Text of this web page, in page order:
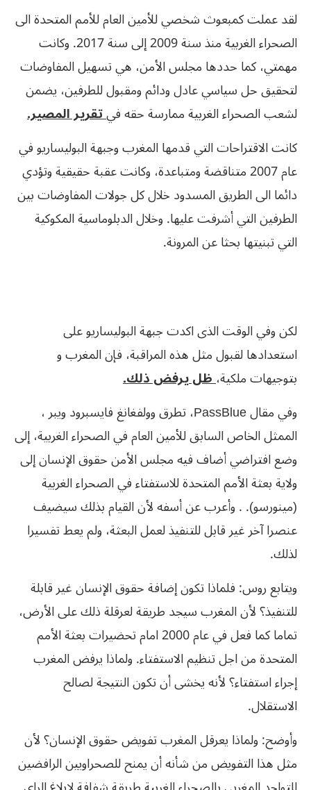
لقد عملت كمبعوث شخصي للأمين العام للأمم المتحدة الى
الصحراء الغربية منذ سنة 2009 إلى سنة 2017. وكانت
مهمتي، كما حددها مجلس الأمن، هي تسهيل المفاوضات
لتحقيق حل سياسي عادل ودائم ومقبول للطرفين، يضمن
لشعب الصحراء الغربية ممارسة حقه فيتقرير المصير.
كانت الاقتراحات التي قدمها المغرب وجبهة البوليساريو في
عام 2007 متناقضة ومتباعدة، وكانت عقبة حقيقية وتؤدي
دائما الى الطريق المسدود خلال كل جولات المفاوضات بين
الطرفين التي أشرفت عليها. وخلال الدبلوماسية المكوكية
التي تبنيتها بحثا عن المرونة.
لكن وفي الوقت الذى اكدت جبهة البوليساريو على
استعدادها لقبول مثل هذه المراقبة، فإن المغرب و
بتوجيهات ملكية،ظل يرفض ذلك.
وفي مقال PassBlue، تطرق وولفغانغ فايسبرود ويبر ،
الممثل الخاص السابق للأمين العام في الصحراء الغربية، إلى
وضع افتراضي أضاف فيه مجلس الأمن حقوق الإنسان إلى
ولاية بعثة الأمم المتحدة للاستفتاء في الصحراء الغربية
(مينورسو). . وأعرب عن أسفه لأن القيام بذلك سيضيف
عنصرا آخر غير قابل للتنفيذ لعمل البعثة، ولم يعط تفسيرا
لذلك.
ويتابع روس: فلماذا تكون إضافة حقوق الإنسان غير قابلة
للتنفيذ؟ لأن المغرب سيجد طريقة لعرقلة ذلك على الأرض،
تماما كما فعل في عام 2000 امام تحضيرات بعثة الأمم
المتحدة من اجل تنظيم الاستفتاء. ولماذا يرفض المغرب
إجراء استفتاء؟ لأنه يخشى أن تكون النتيجة لصالح
الاستقلال.
وأوضح: ولماذا يعرقل المغرب تفويض حقوق الإنسان؟ لأن
مثل هذا التفويض من شأنه أن يمنح للصحراويين الرافضين